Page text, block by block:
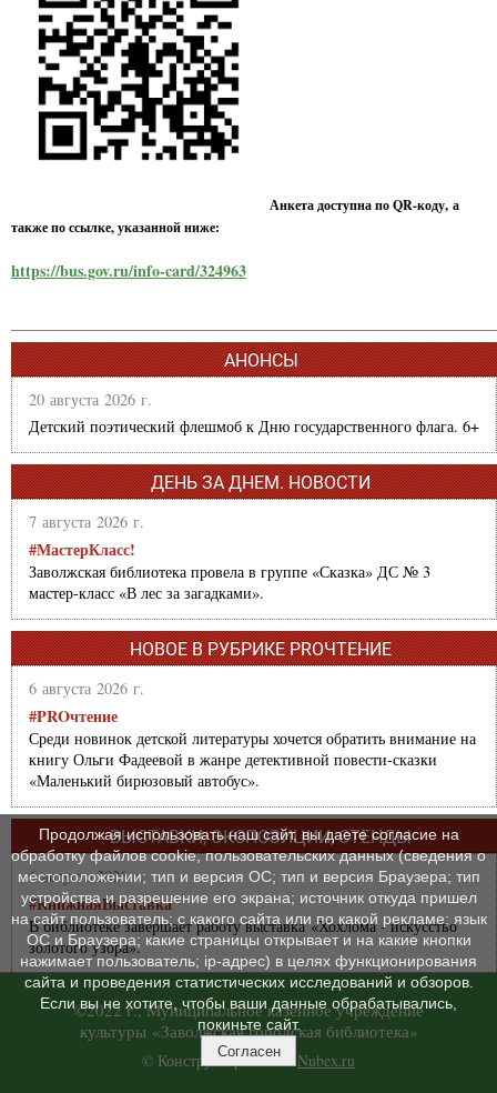
Анкета доступна по QR-коду, а
также по ссылке, указанной ниже:
https://bus.gov.ru/info-card/324963
АНОНСЫ
20 августа 2026 г.
Детский поэтический флешмоб к Дню государственного флага. 6+
ДЕНЬ ЗА ДНЕМ. НОВОСТИ
7 августа 2026 г.
#МастерКласс!
Заволжская библиотека провела в группе «Сказка» ДС № 3
мастер-класс «В лес за загадками».
НОВОЕ В РУБРИКЕ PROЧТЕНИЕ
6 августа 2026 г.
#PROчтение
Среди новинок детской литературы хочется обратить внимание на
книгу Ольги Фадеевой в жанре детективной повести-сказки
«Маленький бирюзовый автобус».
ВЫСТАВКИ, ЭКСПОЗИЦИИ, СТЕНДЫ
6 августа 2026 г.
#КнижнаяВыставка
В библиотеке завершает работу выставка «Хохлома - искусство
золотого узора».
©2022 г., Муниципальное казенное учреждение
культуры «Заволжская городская библиотека»
© Конструктор сайтовNubex.ru
Продолжая использовать наш сайт, вы даете согласие на
обработку файлов cookie, пользовательских данных (сведения о
местоположении; тип и версия ОС; тип и версия Браузера; тип
устройства и разрешение его экрана; источник откуда пришел
на сайт пользователь; с какого сайта или по какой рекламе; язык
ОС и Браузера; какие страницы открывает и на какие кнопки
нажимает пользователь; ip-адрес) в целях функционирования
сайта и проведения статистических исследований и обзоров.
Если вы не хотите, чтобы ваши данные обрабатывались,
покиньте сайт.
Согласен